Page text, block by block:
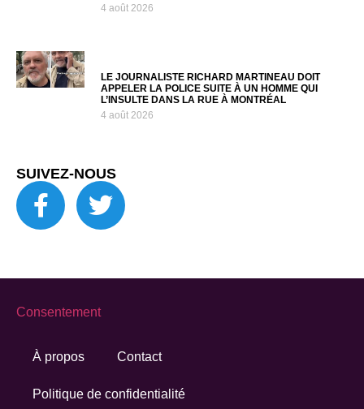
4 août 2026
LE JOURNALISTE RICHARD MARTINEAU DOIT
APPELER LA POLICE SUITE À UN HOMME QUI
L’INSULTE DANS LA RUE À MONTRÉAL
4 août 2026
SUIVEZ-NOUS
À propos Contact
Politique de confidentialité
Consentement